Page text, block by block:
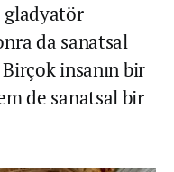
gladyatör
da sanatsal
insanın bir
de sanatsal bir